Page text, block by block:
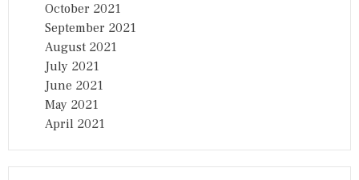
October 2021
September 2021
August 2021
July 2021
June 2021
May 2021
April 2021